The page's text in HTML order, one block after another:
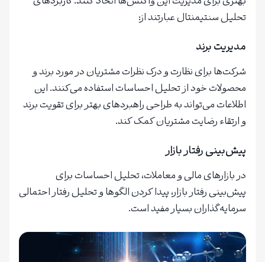
تحلیل سنتیمنتال عبارتند از:
مدیریت برند
شرکت‌ها برای نظارت و درک نظرات مشتریان در مورد برند و
محصولات خود از تحلیل احساسات استفاده می‌کنند. این
اطلاعات می‌تواند به طراحی راهبردهای بهتر برای تقویت برند
و ارتقاء رضایت مشتریان کمک کند.
پیش‌بینی رفتار بازار
در بازارهای مالی و معاملات، تحلیل احساسات برای
پیش‌بینی رفتار بازار، پیدا کردن الگوها و تحلیل رفتار احتمالی
سرمایه‌گذاران بسیار مفید است.